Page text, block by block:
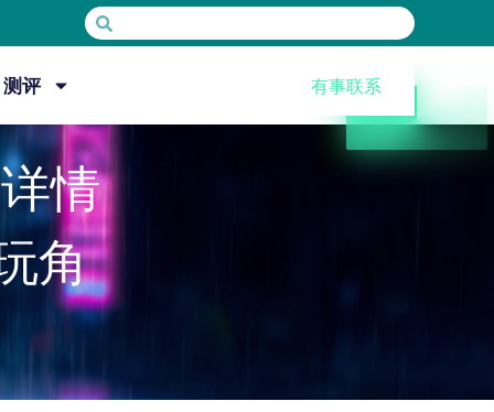
测评 有事联系
情
角